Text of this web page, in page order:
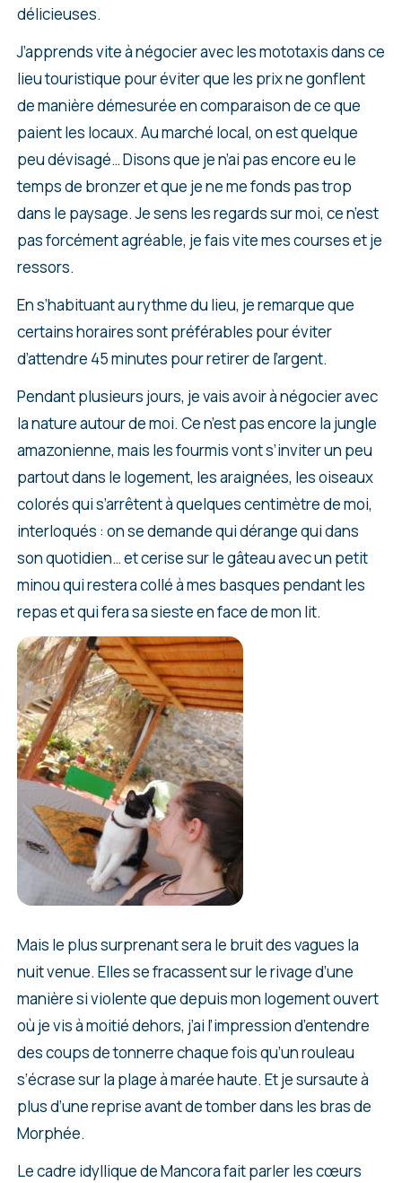
délicieuses.
J’apprends vite à négocier avec les mototaxis dans ce
lieu touristique pour éviter que les prix ne gonflent
de manière démesurée en comparaison de ce que
paient les locaux. Au marché local, on est quelque
peu dévisagé… Disons que je n’ai pas encore eu le
temps de bronzer et que je ne me fonds pas trop
dans le paysage. Je sens les regards sur moi, ce n’est
pas forcément agréable, je fais vite mes courses et je
ressors.
En s’habituant au rythme du lieu, je remarque que
certains horaires sont préférables pour éviter
d’attendre 45 minutes pour retirer de l’argent.
Pendant plusieurs jours, je vais avoir à négocier avec
la nature autour de moi. Ce n’est pas encore la jungle
amazonienne, mais les fourmis vont s’inviter un peu
partout dans le logement, les araignées, les oiseaux
colorés qui s’arrêtent à quelques centimètre de moi,
interloqués : on se demande qui dérange qui dans
son quotidien… et cerise sur le gâteau avec un petit
minou qui restera collé à mes basques pendant les
repas et qui fera sa sieste en face de mon lit.
Mais le plus surprenant sera le bruit des vagues la
nuit venue. Elles se fracassent sur le rivage d’une
manière si violente que depuis mon logement ouvert
où je vis à moitié dehors, j’ai l’impression d’entendre
des coups de tonnerre chaque fois qu’un rouleau
s’écrase sur la plage à marée haute. Et je sursaute à
plus d’une reprise avant de tomber dans les bras de
Morphée.
Le cadre idyllique de Mancora fait parler les cœurs